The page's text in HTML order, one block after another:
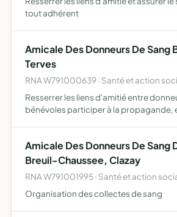
tout adhérent
Amicale Des Donneurs De Sang
Terves
RNA W791000639 · Santé et action
Resserrer les liens d'amitié entre
bénévoles participer à la propagande,
deux-s…
Amicale Des Donneurs De Sang
Breuil-Chaussee, Clazay
RNA W791001995 · Santé et action
Organisation des collectes de sang